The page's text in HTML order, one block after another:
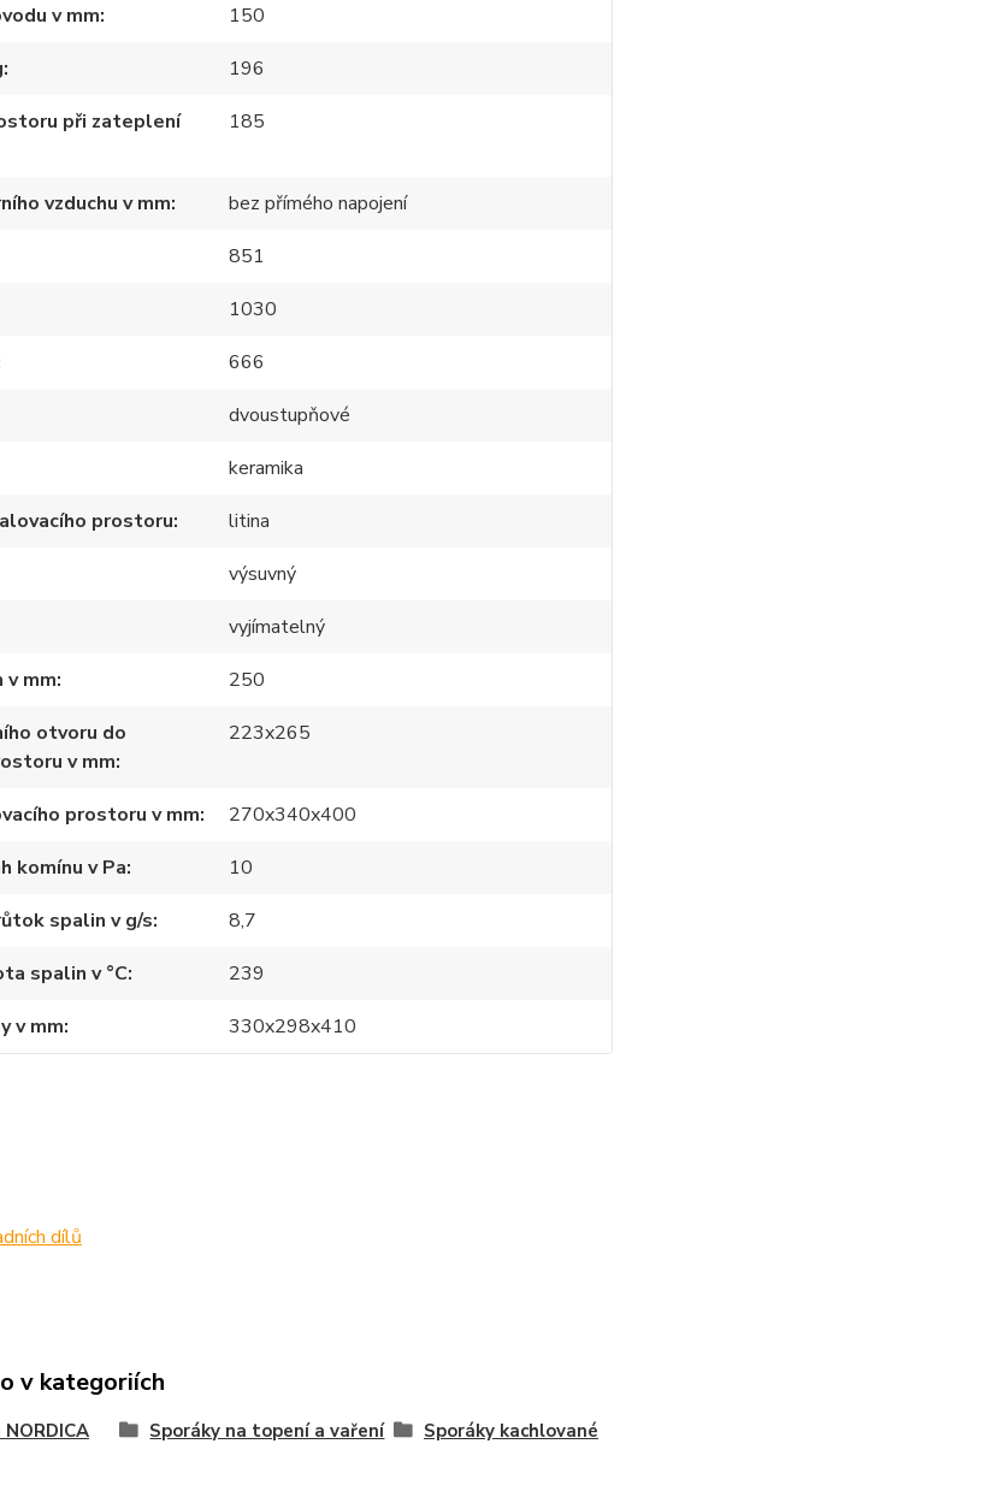
v mm
150
196
při zateplení
185
vzduchu v mm
bez přímého napojení
851
1030
666
dvoustupňové
keramika
prostoru
litina
výsuvný
vyjímatelný
mm
250
otvoru do
v mm
223x265
prostoru v mm
270x340x400
komínu v Pa
10
spalin v g/s
8,7
spalin v °C
239
v mm
330x298x410
dílů
v kategoriích
Sporáky na topení a vaření Sporáky kachlované